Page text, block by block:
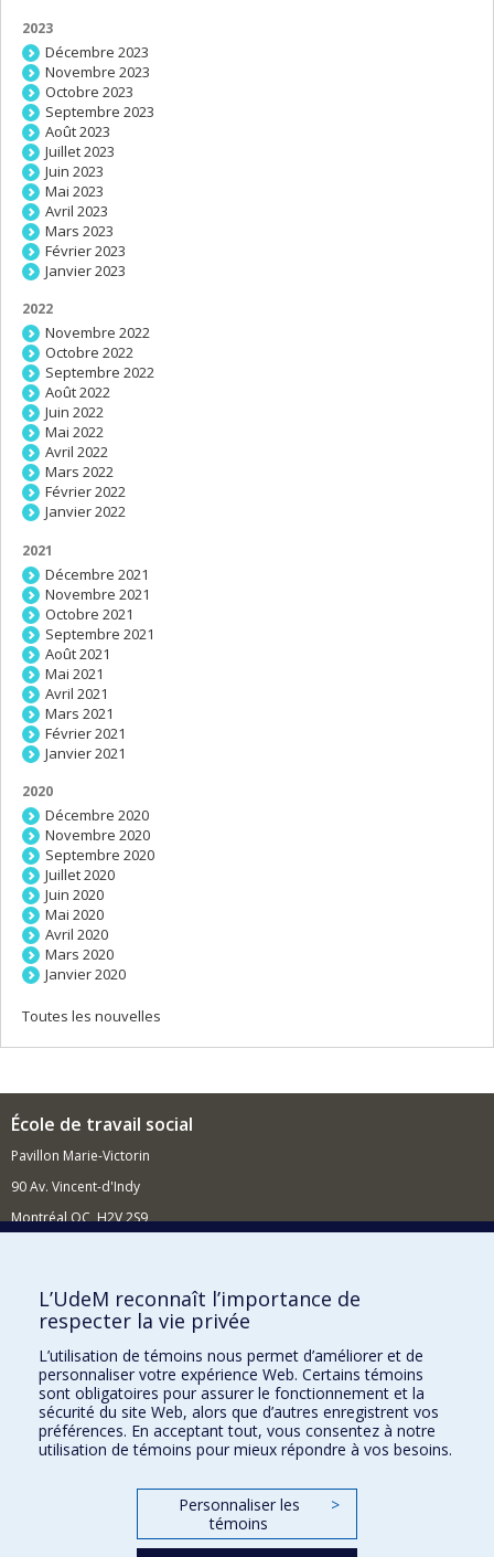
2023
Décembre 2023
Novembre 2023
Octobre 2023
Septembre 2023
Août 2023
Juillet 2023
Juin 2023
Mai 2023
Avril 2023
Mars 2023
Février 2023
Janvier 2023
2022
Novembre 2022
Octobre 2022
Septembre 2022
Août 2022
Juin 2022
Mai 2022
Avril 2022
Mars 2022
Février 2022
Janvier 2022
2021
Décembre 2021
Novembre 2021
Octobre 2021
Septembre 2021
Août 2021
Mai 2021
Avril 2021
Mars 2021
Février 2021
Janvier 2021
2020
Décembre 2020
Novembre 2020
Septembre 2020
Juillet 2020
Juin 2020
Mai 2020
Avril 2020
Mars 2020
Janvier 2020
Toutes les nouvelles
École de travail social
Pavillon Marie-Victorin
90 Av. Vincent-d'Indy
Montréal QC H2V 2S9
Comment soutenir l'École?
BESOIN D'AIDE?
Plan du site
Signaler une erreur
Accessibilité
FACULTÉ DES ARTS ET DES SCIENCES
Nos départements et écoles
L’UdeM reconnaît l’importance de
respecter la vie privée
L’utilisation de témoins nous permet d’améliorer et de
personnaliser votre expérience Web. Certains témoins
sont obligatoires pour assurer le fonctionnement et la
sécurité du site Web, alors que d’autres enregistrent vos
préférences. En acceptant tout, vous consentez à notre
utilisation de témoins pour mieux répondre à vos besoins.
Personnaliser les
témoins
>